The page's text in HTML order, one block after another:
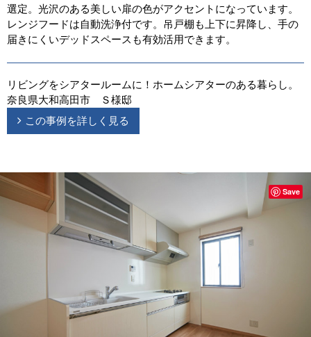
選定。光沢のある美しい扉の色がアクセントになっています。
レンジフードは自動洗浄付です。吊戸棚も上下に昇降し、手の
届きにくいデッドスペースも有効活用できます。
リビングをシアタールームに！ホームシアターのある暮らし。
奈良県大和高田市 Ｓ様邸
この事例を詳しく見る
Save